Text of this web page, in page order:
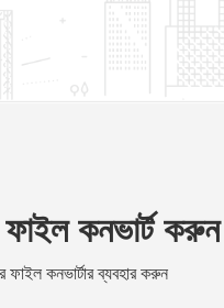
কনভার্ট করুন
কনভার্টার ব্যবহার করুন